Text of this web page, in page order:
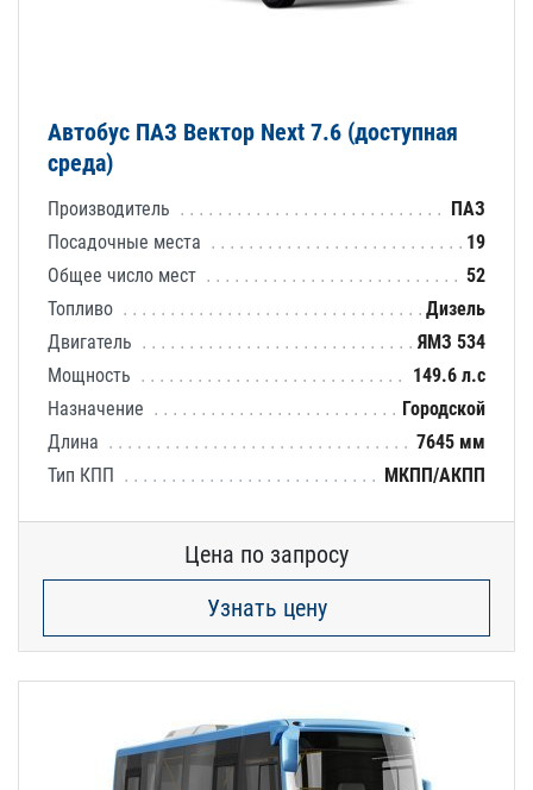
Автобус ПАЗ Вектор Next 7.6 (доступная
среда)
Производитель
ПАЗ
Посадочные места
19
Общее число мест
52
Топливо
Дизель
Двигатель
ЯМЗ 534
Мощность
149.6 л.с
Назначение
Городской
Длина
7645 мм
Тип КПП
МКПП/АКПП
Цена по запросу
Узнать цену